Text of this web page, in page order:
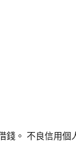
。 不良信用